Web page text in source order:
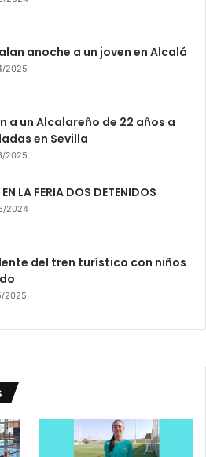
anoche a un joven en Alcalá
2025
a un Alcalareño de 22 años a
en Sevilla
2025
EN LA FERIA DOS DETENIDOS
2024
del tren turístico con niños
2025